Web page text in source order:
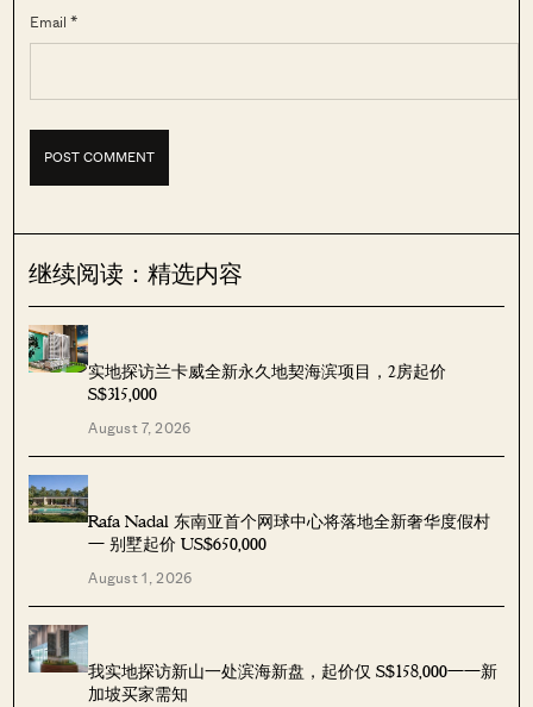
Email *
继续阅读：精选内容
实地探访兰卡威全新永久地契海滨项目，2房起价
S$315,000
August 7, 2026
Rafa Nadal 东南亚首个网球中心将落地全新奢华度假村
— 别墅起价 US$650,000
August 1, 2026
我实地探访新山一处滨海新盘，起价仅 S$158,000——新
加坡买家需知